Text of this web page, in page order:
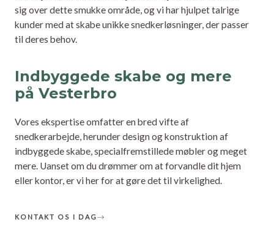
sig over dette smukke område, og vi har hjulpet talrige
kunder med at skabe unikke snedkerløsninger, der passer
til deres behov.
Indbyggede skabe og mere
på Vesterbro
Vores ekspertise omfatter en bred vifte af
snedkerarbejde, herunder design og konstruktion af
indbyggede skabe, specialfremstillede møbler og meget
mere. Uanset om du drømmer om at forvandle dit hjem
eller kontor, er vi her for at gøre det til virkelighed.
KONTAKT OS I DAG